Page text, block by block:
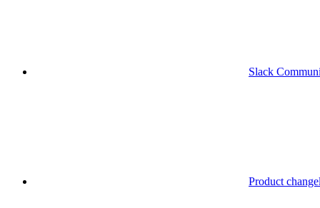
Slack
Product